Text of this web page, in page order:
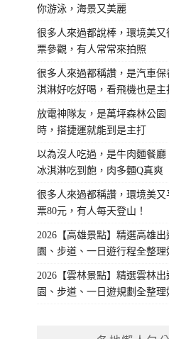
你游泳，海景又美麗
很多人來過都說棒，環境美又
票參觀，有人常常來拍照
很多人來過都稱讚，是汽車
淇淋好吃好喝，看飛機也是主
放電神隊友，是萬坪森林公
時，搭捷運就能到是主打
以為沒人吃過，是牛肉麵餐
冰淇淋吃到飽，肉多麵Q真爽
很多人來過都稱讚，環境美又
票80元，有人每天登山！
2026【高雄景點】精選高雄
園、步道、一日遊行程全整理
2026【雲林景點】精選雲林
園、步道、一日遊規劃全整理